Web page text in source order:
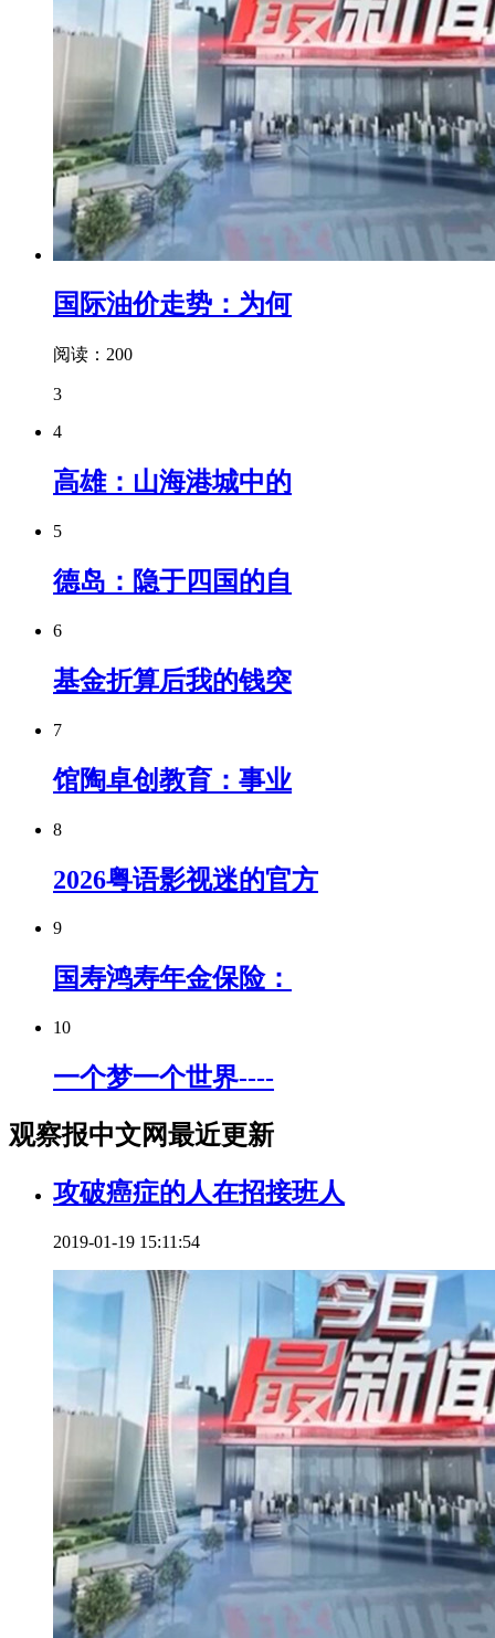
国际油价走势：为何
阅读：200
3
4
高雄：山海港城中的
5
德岛：隐于四国的自
6
基金折算后我的钱突
7
馆陶卓创教育：事业
8
2026粤语影视迷的官方
9
国寿鸿寿年金保险：
10
一个梦一个世界----
观察报中文网最近更新
攻破癌症的人在招接班人
2019-01-19 15:11:54